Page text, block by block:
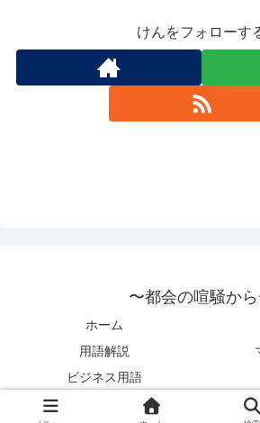
けんをフォローす
〜都会の喧騒か
ホーム
用語解説
ビジネス用語
© 2022 〜都会の喧騒か